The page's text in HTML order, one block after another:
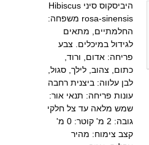
היביסקוס סיני Hibiscus
rosa-sinensis משפחה:
החלמתיים, מתאים
לגידול במיכלים. צבע
פריחה: אדום, ורוד,
כתום, צהוב, לילך, סגול,
לבן עלווה: ביצנית רחבה
עונות פריחה: תנאי אור:
שמש מלאה עד צל חלקי
גובה: 2 מ' קוטר: 0 מ'
קצב צימוח: מהיר